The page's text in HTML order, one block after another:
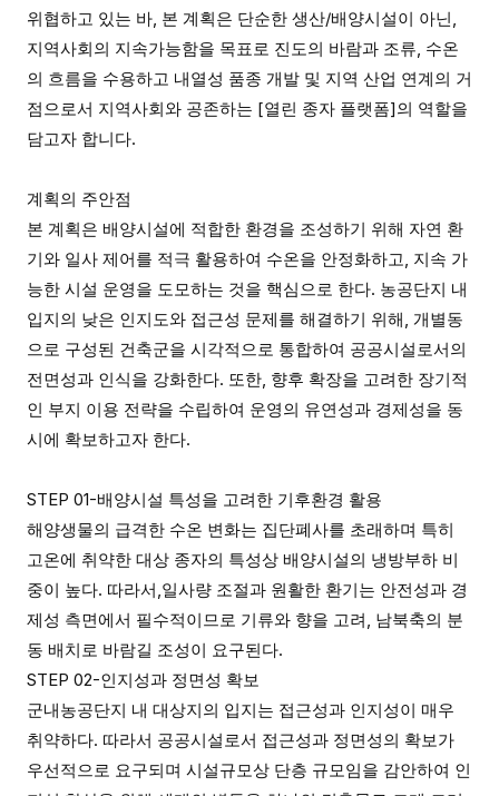
위협하고 있는 바, 본 계획은 단순한 생산/배양시설이 아닌,
지역사회의 지속가능함을 목표로 진도의 바람과 조류, 수온
의 흐름을 수용하고 내열성 품종 개발 및 지역 산업 연계의 거
점으로서 지역사회와 공존하는 [열린 종자 플랫폼]의 역할을
담고자 합니다.
계획의 주안점
본 계획은 배양시설에 적합한 환경을 조성하기 위해 자연 환
기와 일사 제어를 적극 활용하여 수온을 안정화하고, 지속 가
능한 시설 운영을 도모하는 것을 핵심으로 한다. 농공단지 내
입지의 낮은 인지도와 접근성 문제를 해결하기 위해, 개별동
으로 구성된 건축군을 시각적으로 통합하여 공공시설로서의
전면성과 인식을 강화한다. 또한, 향후 확장을 고려한 장기적
인 부지 이용 전략을 수립하여 운영의 유연성과 경제성을 동
시에 확보하고자 한다.
STEP 01-배양시설 특성을 고려한 기후환경 활용
해양생물의 급격한 수온 변화는 집단폐사를 초래하며 특히
고온에 취약한 대상 종자의 특성상 배양시설의 냉방부하 비
중이 높다. 따라서,일사량 조절과 원활한 환기는 안전성과 경
제성 측면에서 필수적이므로 기류와 향을 고려, 남북축의 분
동 배치로 바람길 조성이 요구된다.
STEP 02-인지성과 정면성 확보
군내농공단지 내 대상지의 입지는 접근성과 인지성이 매우
취약하다. 따라서 공공시설로서 접근성과 정면성의 확보가
우선적으로 요구되며 시설규모상 단층 규모임을 감안하여 인